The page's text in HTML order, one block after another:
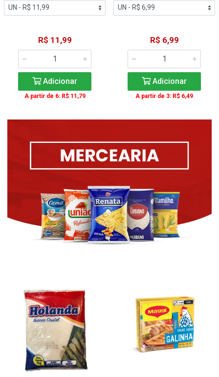
R$ 11,99
Adicionar
A partir de 6: R$ 11,79
R$ 6,99
Adicionar
A partir de 3: R$ 6,49